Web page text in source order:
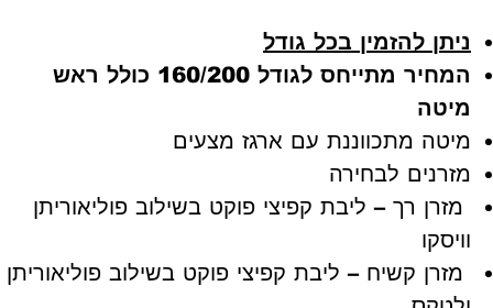
ניתן להזמין בכל גודל
המחיר מתייחס לגודל 160/200 כולל ראש
מיטה
מיטה מתכווננת עם ארגז מצעים
מזרנים לבחירה
מזרן רך – ליבת קפיצי פוקט בשילוב פוליאוריתן
וויסקו
מזרן קשיח – ליבת קפיצי פוקט בשילוב פוליאוריתן